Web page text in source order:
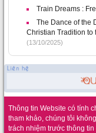
Train Dreams :
The Dance of the
Christian Tradition to
(13/10/2025)
Thông tin Website có tính
tham khảo, chúng tôi
trách nhiệm trước thông tin